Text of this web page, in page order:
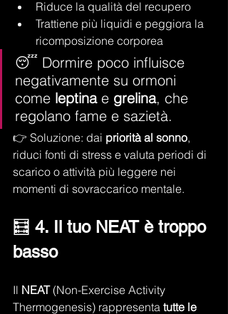
Riduce la qualità del recupero
Trattiene più liquidi e peggiora la
ricomposizione corporea
😴 Dormire poco influisce
negativamente su ormoni
come leptina e grelina, che
regolano fame e sazietà.
👉 Soluzione: dai priorità al sonno,
riduci fonti di stress e valuta periodi di
scarico o attività più leggere nei
momenti di sovraccarico mentale.
🧮 4. Il tuo NEAT è troppo
basso
Il NEAT (Non-Exercise Activity
Thermogenesis) rappresenta tutte le